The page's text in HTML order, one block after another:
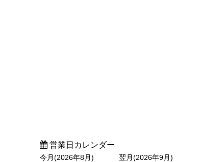
営業日カレンダー
今月(2026年8月)
翌月(2026年9月)